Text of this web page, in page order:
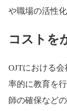
や職場の活性
コストを
OJTにおける
率的に教育を
師の確保など